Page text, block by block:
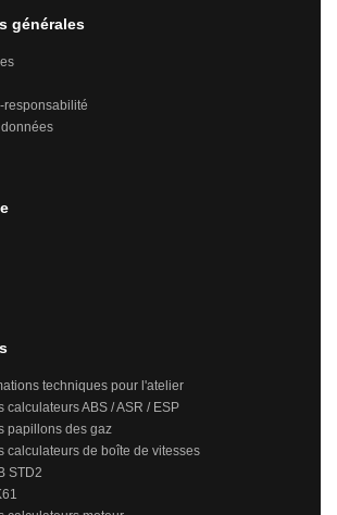
générales
responsabilité
techniques pour l'atelier
calculateurs ABS / ASR / ESP
papillons des gaz
calculateurs de boîte de vitesses
STD2